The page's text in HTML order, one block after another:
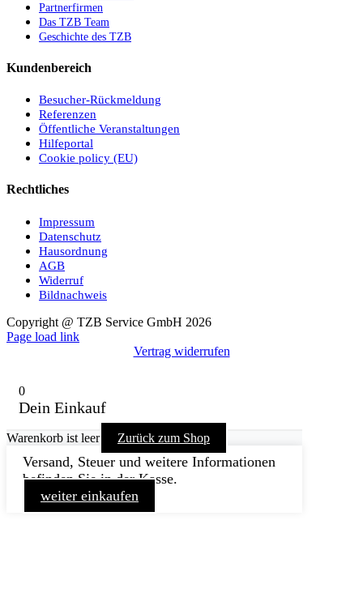
Partnerfirmen
Das TZB Team
Geschichte des TZB
Kundenbereich
Besucher-Rückmeldung
Referenzen
Öffentliche Veranstaltungen
Hilfeportal
Cookie policy (EU)
Rechtliches
Impressum
Datenschutz
Hausordnung
AGB
Widerruf
Bildnachweis
Copyright @ TZB Service GmbH 2026
Facebook
YouTube
Instagram
Xing
Page load link
Vertrag widerrufen
0
Dein Einkauf
Warenkorb ist leer Zurück zum Shop
Versand, Steuer und weitere Informationen
befinden Sie in der Kasse.
weiter einkaufen